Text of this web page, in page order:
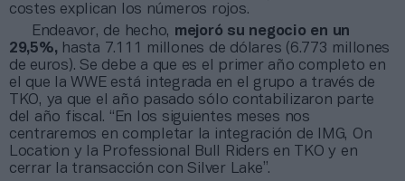
costes explican los números rojos.
Endeavor, de hecho, mejoró su negocio en un
29,5%, hasta 7.111 millones de dólares (6.773 millones
de euros). Se debe a que es el primer año completo en
el que la WWE está integrada en el grupo a través de
TKO, ya que el año pasado sólo contabilizaron parte
del año fiscal. “En los siguientes meses nos
centraremos en completar la integración de IMG, On
Location y la Professional Bull Riders en TKO y en
cerrar la transacción con Silver Lake”.